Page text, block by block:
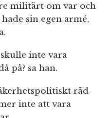
militärt om var och
sin egen armé,
skulle inte vara
på? sa han.
råd
inte att vara